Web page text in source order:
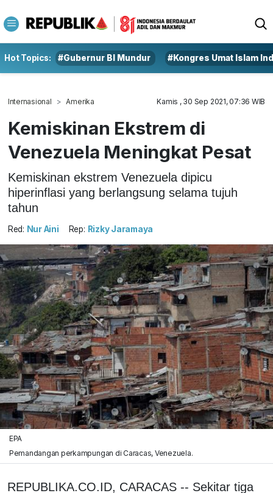
Hot Topics: #Gubernur BI Mundur #Kongres Umat Islam
Internasional Amerika Kamis , 30 Sep 2021, 07:36 WIB
Kemiskinan Ekstrem di
Venezuela Meningkat Pesat
Kemiskinan ekstrem Venezuela dipicu
hiperinflasi yang berlangsung selama tujuh
tahun
Red: Nur Aini Rep: Rizky Jaramaya
EPA
Pemandangan perkampungan di Caracas, Venezuela.
REPUBLIKA.CO.ID, CARACAS -- Sekitar tiga